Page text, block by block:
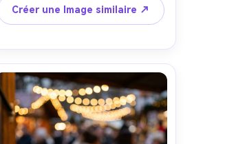
fourchette comme accessoires,
lumière naturelle brillante avec des
V, 35mm, f/5.6, styling alimentaire
éditorial propre, haute résolution
photoréaliste-AR 4:5
Créer une Image similaire ↗